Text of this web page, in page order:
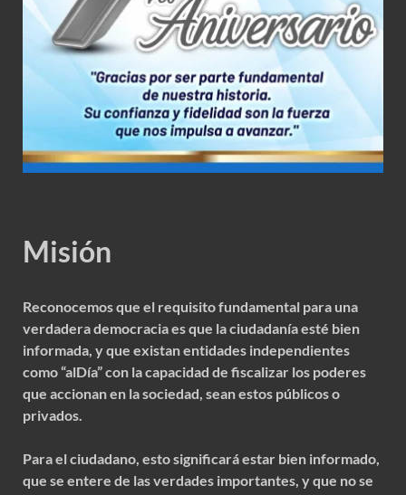
Misión
Reconocemos que el requisito fundamental para una
verdadera democracia es que la ciudadanía esté bien
informada, y que existan entidades independientes
como “alDía” con la capacidad de fiscalizar los poderes
que accionan en la sociedad, sean estos públicos o
privados.
Para el ciudadano, esto significará estar bien informado,
que se entere de las verdades importantes, y que no se